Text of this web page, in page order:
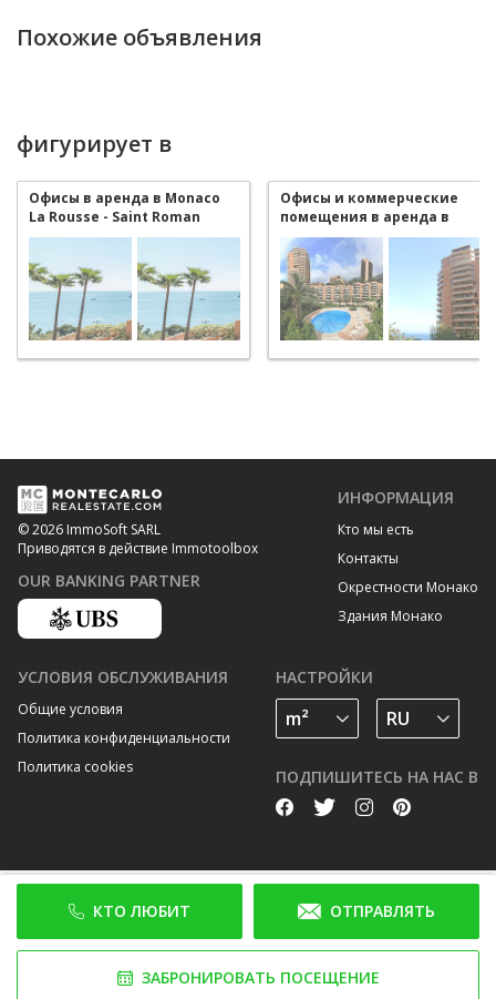
КТО ЛЮБИТ ОТПРАВЛЯТЬ
ЗАБРОНИРОВАТЬ ПОСЕЩЕНИЕ
Похожие объявления
фигурирует в
Офисы в аренда в Monaco
La Rousse - Saint Roman
Офисы и коммерческие
помещения в аренда в
Monaco La Rousse - Saint
Roman
© 2026 ImmoSoft SARL
Приводятся в действие Immotoolbox
OUR BANKING PARTNER
ИНФОРМАЦИЯ
Кто мы есть
Контакты
Окрестности Монако
Здания Монако
УСЛОВИЯ ОБСЛУЖИВАНИЯ
Общие условия
Политика конфиденциальности
Политика cookies
НАСТРОЙКИ
ПОДПИШИТЕСЬ НА НАС В